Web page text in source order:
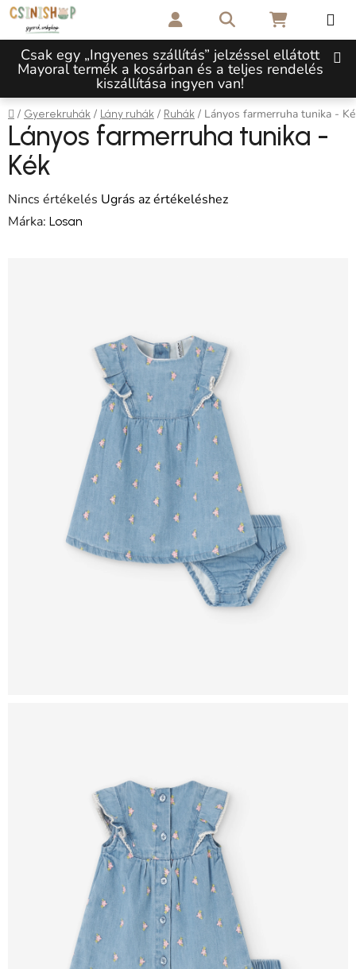
Ugrás a fő tartalomhoz
Csak egy „Ingyenes szállítás” jelzéssel ellátott
Mayoral termék a kosárban és a teljes rendelés
kiszállítása ingyen van!
KeresésKOSÁR
Kezdőlap
/ Gyerekruhák / Lány ruhák / Ruhák / Lányos farmerruha tunika -
Lányos farmerruha tunika -
Kék
A termék átlagos értékelése 5-ből 0,0 csillag.
Nincs értékelés Ugrás az értékeléshez
Márka: Losan